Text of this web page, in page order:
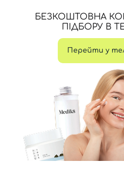
БЕЗКОШТОВНА
ПІДБОРУ В
Перейти у